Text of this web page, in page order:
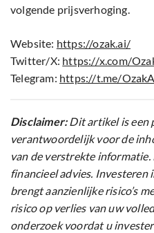
volgende prijsverhoging.
Website: https://ozak.ai/
Twitter/X: https://x.com/
Telegram: https://t.me/
Disclaimer:Dit artikel is een
verantwoordelijk voor de
van de verstrekte
financieel advies. Investeren
brengt aanzienlijke risico’s
risico op verlies van uw
onderzoek voordat u